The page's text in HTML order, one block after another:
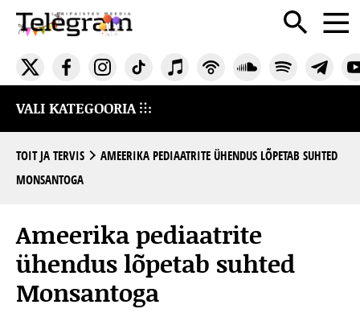
VALI KATEGOORIA
TOIT JA TERVIS
AMEERIKA PEDIAATRITE ÜHENDUS LÕPETAB SUHTED
MONSANTOGA
Ameerika pediaatrite
ühendus lõpetab suhted
Monsantoga